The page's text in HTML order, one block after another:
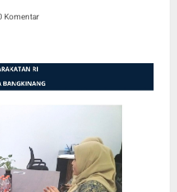
Komentar